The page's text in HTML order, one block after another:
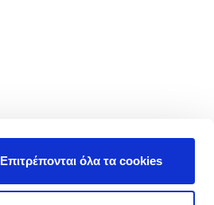
Επιτρέπονται όλα τα cookies